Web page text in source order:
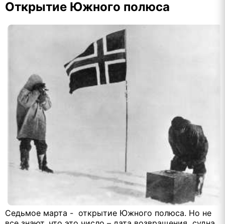
Открытие Южного полюса
Седьмое марта - открытие Южного полюса. Но не